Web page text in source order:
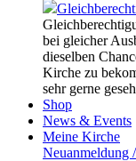
bei gleicher
dieselben
Kirche zu
sehr gerne
Shop
News & Events
Meine Kirche
Neuanmeldung